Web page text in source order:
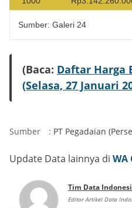
Sumber: Galeri 24
(Baca: Daftar Harga
(Selasa, 27 Januari
Sumber : PT Pegadaian
Update Data lainnya di WA
Tim Data
Editor Artikel Data